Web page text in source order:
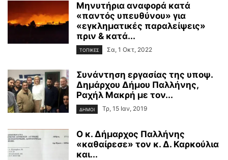
Μηνυτήρια αναφορά κατά
«παντός υπευθύνου» για
«εγκληματικές παραλείψεις»
πριν & κατά...
ΤΟΠΙΚΕΣ Σα, 1 Οκτ, 2022
Συνάντηση εργασίας της υποψ.
Δημάρχου Δήμου Παλλήνης,
Ραχήλ Μακρή με τον...
ΔΗΜΟΙ Τρ, 15 Ιαν, 2019
Ο κ. Δήμαρχος Παλλήνης
«καθαίρεσε» τον κ. Δ. Καρκούλια
και...